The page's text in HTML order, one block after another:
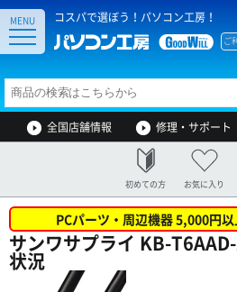
コスパで選ぼう！パソコン工房！
ご
MENU
全国店舗情報 修理・サポート
初めての方 お気に入り
PCパーツ・周辺機器 5,000円
サンワサプライ KB-
状況